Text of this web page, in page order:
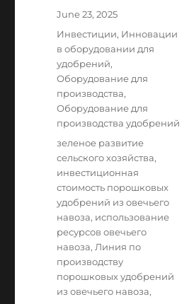
Posted
June 23, 2025
Categories
Инвестиции, Инновации
в оборудовании для
удобрений,
Оборудование для
производства,
Оборудование для
производства удобрений
Tags
зеленое развитие
сельского хозяйства,
инвестиционная
стоимость порошковых
удобрений из овечьего
навоза, использование
ресурсов овечьего
навоза, Линия по
производству
порошковых удобрений
из овечьего навоза,